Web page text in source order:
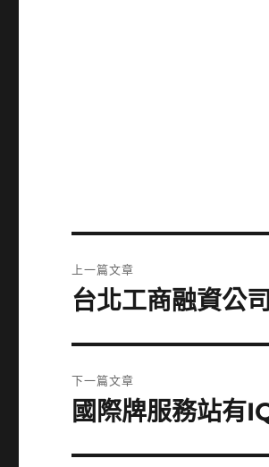
章
上一篇文章
上
篇
文
章:
台北工商融資公
下一篇文章
下
篇
國際牌服務站有